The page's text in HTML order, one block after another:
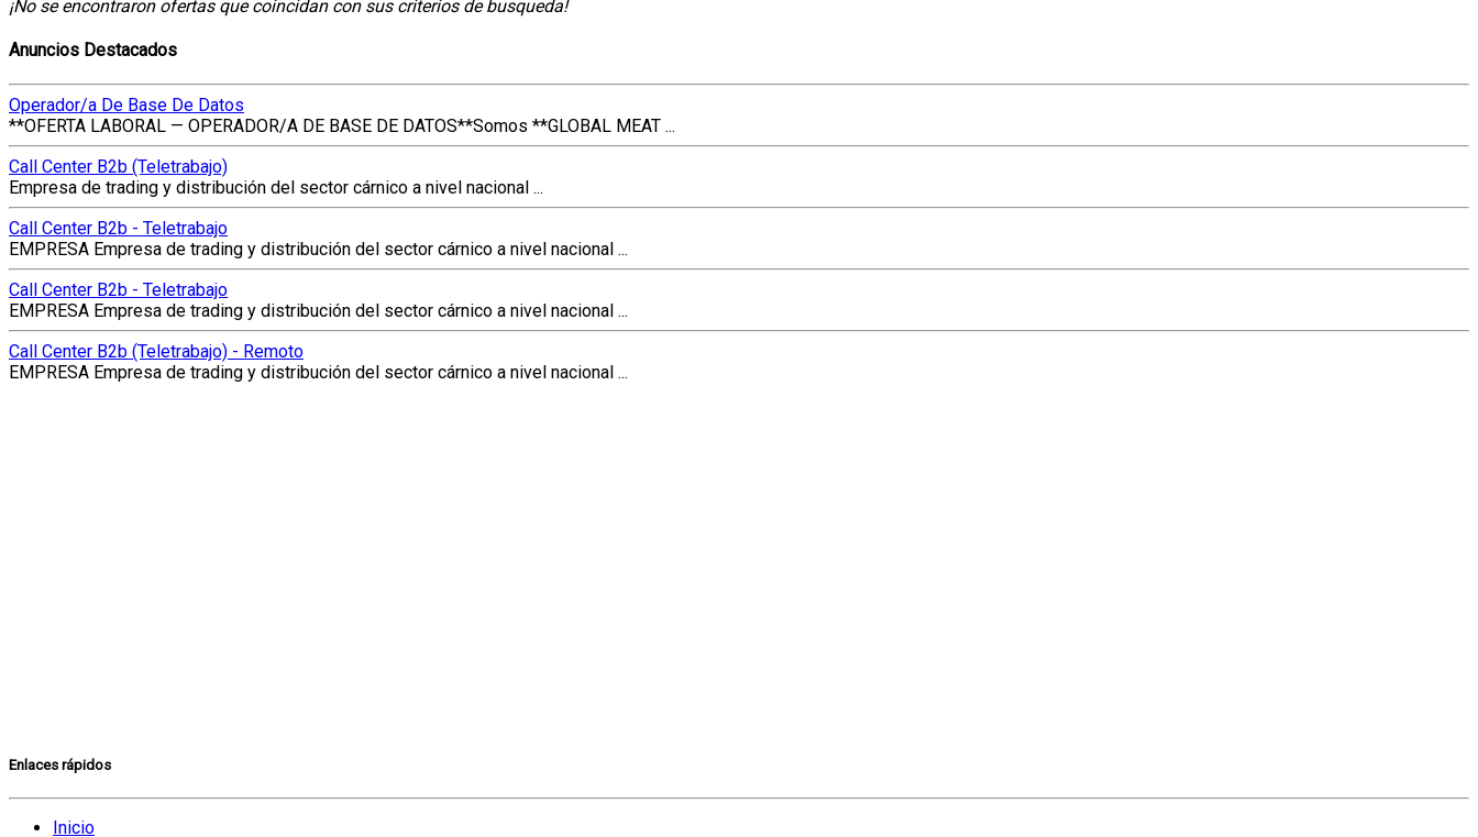
¡No se encontraron ofertas que coincidan con sus criterios de busqueda!
Anuncios Destacados
Operador/a De Base De Datos
**OFERTA LABORAL — OPERADOR/A DE BASE DE DATOS**Somos **GLOBAL MEAT ...
Call Center B2b (Teletrabajo)
Empresa de trading y distribución del sector cárnico a nivel nacional ...
Call Center B2b - Teletrabajo
EMPRESA Empresa de trading y distribución del sector cárnico a nivel nacional ...
Call Center B2b - Teletrabajo
EMPRESA Empresa de trading y distribución del sector cárnico a nivel nacional ...
Call Center B2b (Teletrabajo) - Remoto
EMPRESA Empresa de trading y distribución del sector cárnico a nivel nacional ...
Enlaces rápidos
Inicio